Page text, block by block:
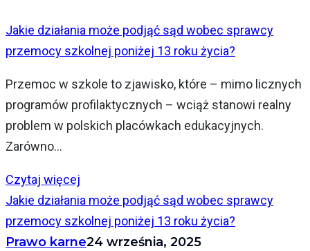
Jakie działania może podjąć sąd wobec sprawcy
przemocy szkolnej poniżej 13 roku życia?
Przemoc w szkole to zjawisko, które – mimo licznych
programów profilaktycznych – wciąż stanowi realny
problem w polskich placówkach edukacyjnych.
Zarówno...
Czytaj więcej
Jakie działania może podjąć sąd wobec sprawcy
przemocy szkolnej poniżej 13 roku życia?
Prawo karne24 września, 2025